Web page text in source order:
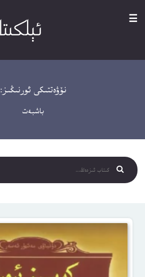
☰
نۆۋەتتىكى ئورنىڭىز:
باشبەت